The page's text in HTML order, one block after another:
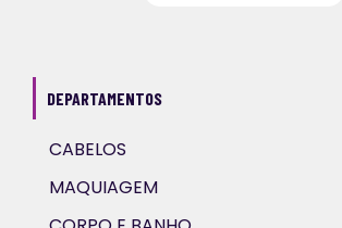
DEPARTAMENTOS
CABELOS
MAQUIAGEM